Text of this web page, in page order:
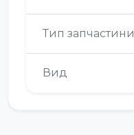
Тип запчастини
Вид